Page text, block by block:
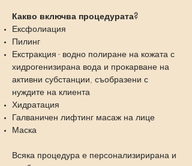
Какво включва процедурата?
Ексфолиация
Пилинг
Екстракция - водно полиране на кожата с
хидрогенизирана вода и прокарване на
активни субстанции, съобразени с
нуждите на клиента
Хидратация
Галваничен лифтинг масаж на лице
Маска
Всяка процедура е персонализирирана и